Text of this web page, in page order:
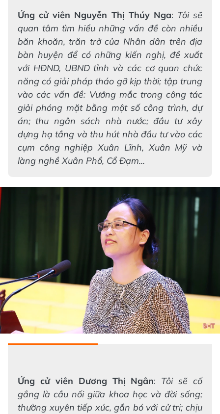
Ứng cử viên Nguyễn Thị Thúy Nga: Tôi sẽ
quan tâm tìm hiểu những vấn đề còn nhiều
băn khoăn, trăn trở của Nhân dân trên địa
bàn huyện để có những kiến nghị, đề xuất
với HĐND, UBND tỉnh và các cơ quan chức
năng có giải pháp tháo gỡ kịp thời; tập trung
vào các vấn đề: Vướng mắc trong công tác
giải phóng mặt bằng một số công trình, dự
án; thu ngân sách nhà nước; đầu tư xây
dựng hạ tầng và thu hút nhà đầu tư vào các
cụm công nghiệp Xuân Lĩnh, Xuân Mỹ và
làng nghề Xuân Phổ, Cổ Đạm...
Ứng cử viên Dương Thị Ngân: Tôi sẽ cố
gắng là cầu nối giữa khoa học và đời sống;
thường xuyên tiếp xúc, gắn bó với cử tri; chịu